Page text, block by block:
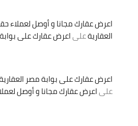
اعرض عقارك مجانا و أوصل لعملاء
العقاريةعلىاعرض عقارك على
اعرض عقارك على بوابة مصر
علىاعرض عقارك مجانا و أوصل